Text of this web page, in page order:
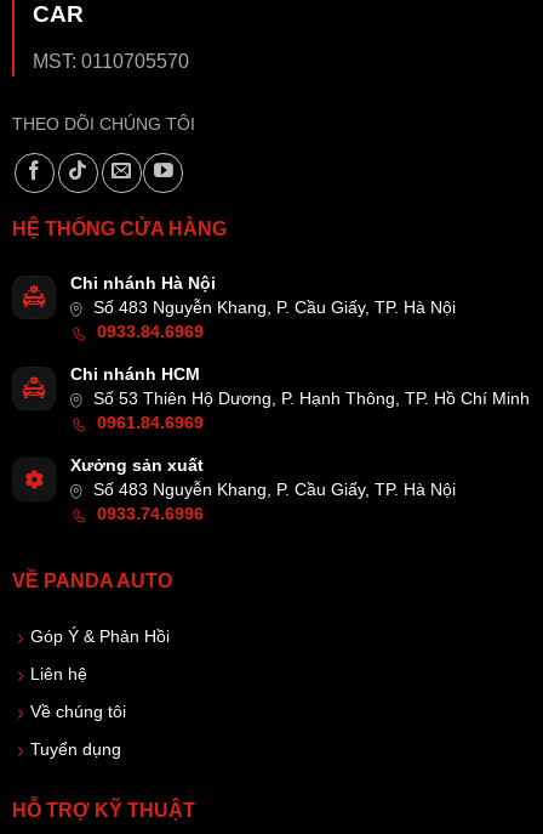
CAR
MST: 0110705570
THEO DÕI CHÚNG TÔI
HỆ THỐNG CỬA HÀNG
Chi nhánh Hà Nội
Số 483 Nguyễn Khang, P. Cầu Giấy, TP. Hà Nội
0933.84.6969
Chi nhánh HCM
Số 53 Thiên Hộ Dương, P. Hạnh Thông, TP. Hồ Chí Minh
0961.84.6969
Xưởng sản xuất
Số 483 Nguyễn Khang, P. Cầu Giấy, TP. Hà Nội
0933.74.6996
VỀ PANDA AUTO
Góp Ý & Phản Hồi
Liên hệ
Về chúng tôi
Tuyển dụng
HỖ TRỢ KỸ THUẬT